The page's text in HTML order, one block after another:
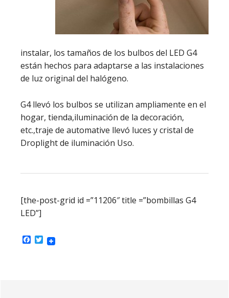
instalar, los tamaños de los bulbos del LED G4
están hechos para adaptarse a las instalaciones
de luz original del halógeno.
G4 llevó los bulbos se utilizan ampliamente en el
hogar, tienda,iluminación de la decoración,
etc.,traje de automative llevó luces y cristal de
Droplight de iluminación Uso.
[the-post-grid id =”11206″ title =”bombillas G4
LED”]
Facebook
Twitter